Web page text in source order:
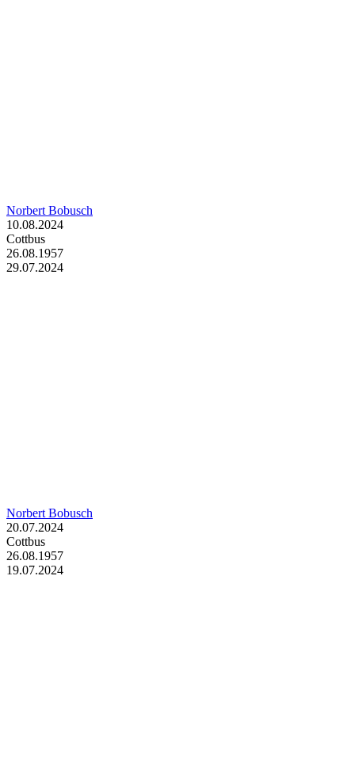
Norbert Bobusch
10.08.2024
Cottbus
26.08.1957
29.07.2024
Norbert Bobusch
20.07.2024
Cottbus
26.08.1957
19.07.2024